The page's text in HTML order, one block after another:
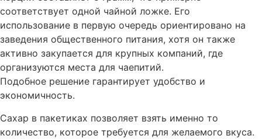
соответствует одной чайной ложке. Его
использование в первую очередь ориентировано на
заведения общественного питания, хотя он также
активно закупается для крупных компаний, где
организуются места для чаепитий.
Подобное решение гарантирует удобство и
экономичность.
Сахар в пакетиках позволяет взять именно то
количество, которое требуется для желаемого вкуса.